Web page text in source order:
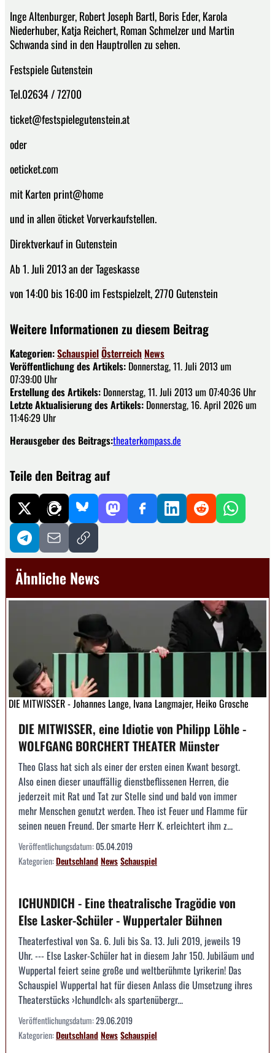
Inge Altenburger, Robert Joseph Bartl, Boris Eder, Karola
Niederhuber, Katja Reichert, Roman Schmelzer und Martin
Schwanda sind in den Hauptrollen zu sehen.
Festspiele Gutenstein
​Tel.02634 / 72700​​​​​​
ticket@festspielegutenstein.at​
​​oder
​​​​oeticket.com​
​​​​​​​​​mit Karten​​​ print@home​​​
und in allen öticket Vorverkaufstellen.
Direktverkauf in Gutenstein
Ab 1. Juli 2013 an der Tageskasse
von 14:00 bis 16:00 im Festspielzelt, 2770 Gutenstein
Weitere Informationen zu diesem Beitrag
Kategorien:SchauspielÖsterreich News
Veröffentlichung des Artikels: Donnerstag, 11. Juli 2013 um
07:39:00 Uhr
Erstellung des Artikels: Donnerstag, 11. Juli 2013 um 07:40:36 Uhr
Letzte Aktualisierung des Artikels: Donnerstag, 16. April 2026 um
11:46:29 Uhr
Herausgeber des Beitrags:theaterkompass.de
Teile den Beitrag auf
Ähnliche News
DIE MITWISSER - Johannes Lange, Ivana Langmajer, Heiko Grosche
DIE MITWISSER, eine Idiotie von Philipp Löhle -
WOLFGANG BORCHERT THEATER Münster
Theo Glass hat sich als einer der ersten einen Kwant besorgt.
Also einen dieser unauffällig dienstbeflissenen Herren, die
jederzeit mit Rat und Tat zur Stelle sind und bald von immer
mehr Menschen genutzt werden. Theo ist Feuer und Flamme für
seinen neuen Freund. Der smarte Herr K. erleichtert ihm z...
Veröffentlichungsdatum:05.04.2019
Kategorien:DeutschlandNewsSchauspiel
ICHUNDICH - Eine theatralische Tragödie von
Else Lasker-Schüler - Wuppertaler Bühnen
Theaterfestival von Sa. 6. Juli bis Sa. 13. Juli 2019, jeweils 19
Uhr. --- Else Lasker-Schüler hat in diesem Jahr 150. Jubiläum und
Wuppertal feiert seine große und weltberühmte Lyrikerin! Das
Schauspiel Wuppertal hat für diesen Anlass die Umsetzung ihres
Theaterstücks ›IchundIch‹ als spartenübergr...
Veröffentlichungsdatum:29.06.2019
Kategorien:DeutschlandNewsSchauspiel